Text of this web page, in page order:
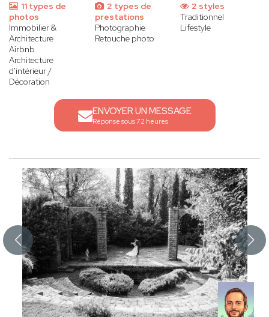
11 types de
photos
Immobilier &
Architecture
Airbnb
Architecture
d'intérieur /
Décoration
2 types de
prestations
Photographie
Retouche photo
2 styles
Traditionnel
Lifestyle
ENVOYER UN MESSAGE
Réponse sous 72 heures